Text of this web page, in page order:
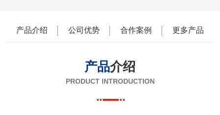
产品介绍 公司优势 合作案例 更多产品
产品介绍
PRODUCT INTRODUCTION